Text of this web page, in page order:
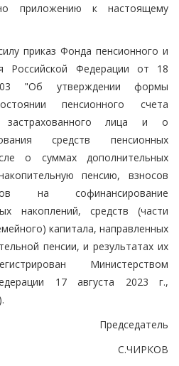
приложению к настоящему
приказ Фонда пенсионного и
Российской Федерации от 18
"Об утверждении формы
пенсионного счета
застрахованного лица и о
средств пенсионных
о суммах дополнительных
пенсию, взносов
на софинансирование
накоплений, средств (части
капитала, направленных
пенсии, и результатах их
Министерством
17 августа 2023 г.,
Председатель
С.ЧИРКОВ